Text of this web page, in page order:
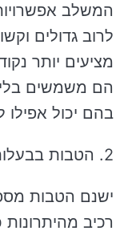
המשלב
לרוב גדולים
מציעים יותר
הם משמשים בלי
בהם יכול אפילו
2. הטבות בבעלות על אוטו חלל
ישנם הטבות
רכיב מהיתרונות